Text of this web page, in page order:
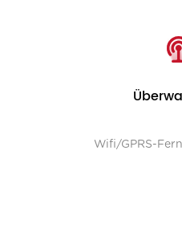
Wifi/GPRS-